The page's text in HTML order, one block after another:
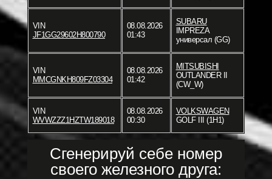
VIN
JF1GG29602H800790
08.08.2026
01:43
SUBARU
IMPREZA
универсал (GG)
VIN
MMCGNKH809FZ03304
08.08.2026
01:42
MITSUBISHI
OUTLANDER II
(CW_W)
VIN
WVWZZZ1HZTW189018
08.08.2026
00:30
VOLKSWAGEN
GOLF III (1H1)
Сгенерируй себе номер
своего железного друга: